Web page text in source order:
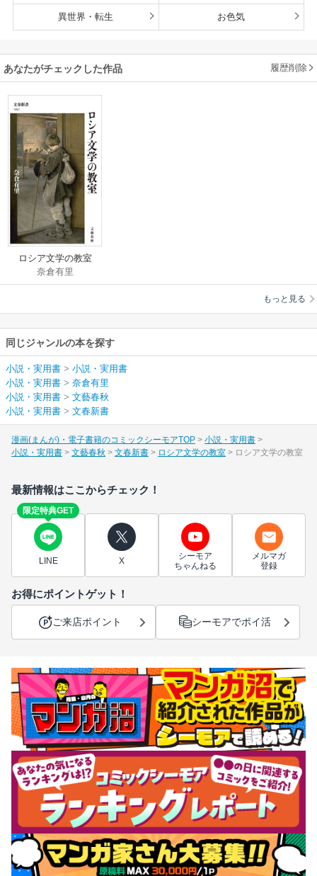
異世界・転生 お色気
あなたがチェックした作品 履歴削除
ロシア文学の教室
奈倉有里
もっと見る
同じジャンルの本を探す
小説・実用書 > 小説・実用書
小説・実用書 > 奈倉有里
小説・実用書 > 文藝春秋
小説・実用書 > 文春新書
漫画(まんが)・電子書籍のコミックシーモアTOP
小説・実用書
小説・実用書
文藝春秋 文春新書 ロシア文学の教室 ロシア文学の教室
最新情報はここからチェック！
限定特典GET
LINE X
シーモア
ちゃんねる
メルマガ
登録
お得にポイントゲット！
ご来店ポイント シーモアでポイ活